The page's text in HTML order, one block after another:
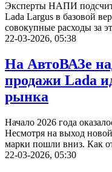
Эксперты НАПИ
Lada Largus в базовой
совокупные расходы за
22-03-2026, 05:38
На АвтоВАЗе
продажи Lada
рынка
Начало 2026 года
Несмотря на выход
марки пошли вниз. Как
22-03-2026, 05:30